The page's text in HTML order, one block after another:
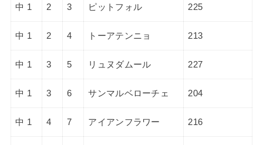
中 1 2 3 ピットフォル 225
中 1 2 4 トーアテンニョ 213
中 1 3 5 リュヌダムール 227
中 1 3 6 サンマルベローチェ 204
中 1 4 7 アイアンフラワー 216